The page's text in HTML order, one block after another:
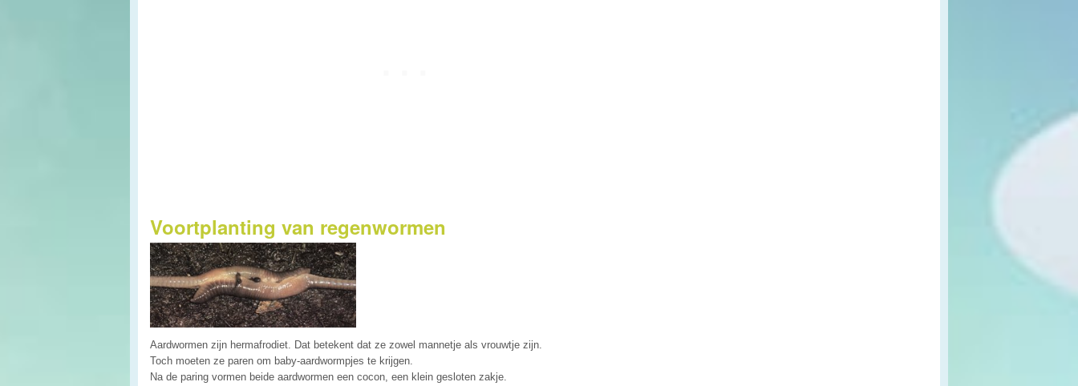
Voortplanting van regenwormen
Aardwormen zijn hermafrodiet. Dat betekent dat ze zowel mannetje als vrouwtje zijn.
Toch moeten ze paren om baby-aardwormpjes te krijgen.
Na de paring vormen beide aardwormen een cocon, een klein gesloten zakje.